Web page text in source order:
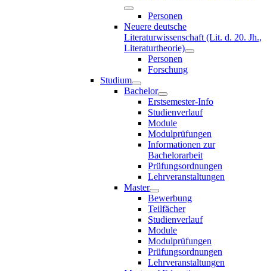
Personen
Neuere deutsche
Literaturwissenschaft (Lit. d. 20. Jh.,
Literaturtheorie)
Personen
Forschung
Studium
Bachelor
Erstsemester-Info
Studienverlauf
Module
Modulprüfungen
Informationen zur
Bachelorarbeit
Prüfungsordnungen
Lehrveranstaltungen
Master
Bewerbung
Teilfächer
Studienverlauf
Module
Modulprüfungen
Prüfungsordnungen
Lehrveranstaltungen